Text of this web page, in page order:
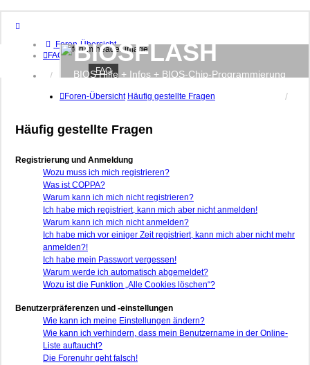
Foren-Übersicht
FAQ
Anmelden
BIOSFLASH
BIOS Hilfe + Infos + BIOS-Chip-Programmierung
FAQ
Foren-Übersicht Häufig gestellte Fragen
Häufig gestellte Fragen
Registrierung und Anmeldung
Wozu muss ich mich registrieren?
Was ist COPPA?
Warum kann ich mich nicht registrieren?
Ich habe mich registriert, kann mich aber nicht anmelden!
Warum kann ich mich nicht anmelden?
Ich habe mich vor einiger Zeit registriert, kann mich aber nicht mehr
anmelden?!
Ich habe mein Passwort vergessen!
Warum werde ich automatisch abgemeldet?
Wozu ist die Funktion „Alle Cookies löschen“?
Benutzerpräferenzen und -einstellungen
Wie kann ich meine Einstellungen ändern?
Wie kann ich verhindern, dass mein Benutzername in der Online-
Liste auftaucht?
Die Forenuhr geht falsch!